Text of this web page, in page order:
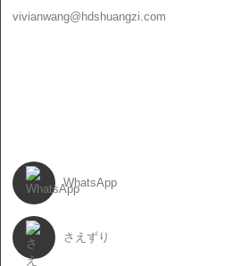
vivianwang@hdshuangzi.com
WhatsApp
さえずり